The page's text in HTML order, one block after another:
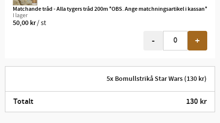
Matchande tråd - Alla tygers tråd 200m *OBS. Ange matchningsartikel i kassan*
I lager
50,00 kr/st
+
-
5x Bomullstrikå Star Wars (130 kr)
Totalt 130 kr